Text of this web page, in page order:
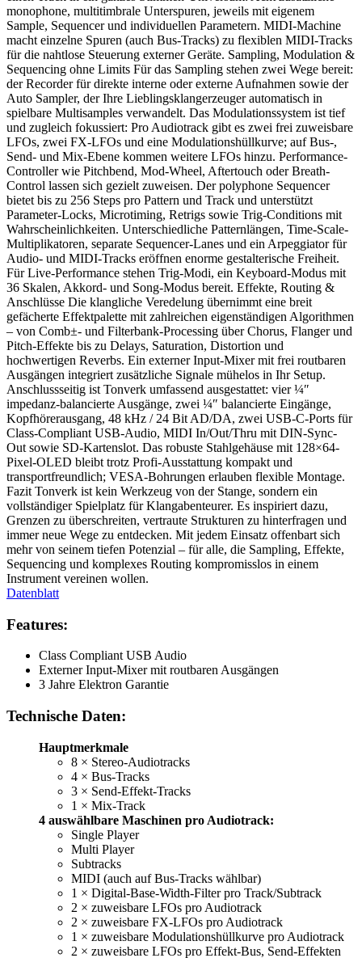
monophone, multitimbrale Unterspuren, jeweils mit eigenem
Sample, Sequencer und individuellen Parametern. MIDI-Machine
macht einzelne Spuren (auch Bus-Tracks) zu flexiblen MIDI-Tracks
für die nahtlose Steuerung externer Geräte. Sampling, Modulation &
Sequencing ohne Limits Für das Sampling stehen zwei Wege bereit:
der Recorder für direkte interne oder externe Aufnahmen sowie der
Auto Sampler, der Ihre Lieblingsklangerzeuger automatisch in
spielbare Multisamples verwandelt. Das Modulationssystem ist tief
und zugleich fokussiert: Pro Audiotrack gibt es zwei frei zuweisbare
LFOs, zwei FX-LFOs und eine Modulationshüllkurve; auf Bus-,
Send- und Mix-Ebene kommen weitere LFOs hinzu. Performance-
Controller wie Pitchbend, Mod-Wheel, Aftertouch oder Breath-
Control lassen sich gezielt zuweisen. Der polyphone Sequencer
bietet bis zu 256 Steps pro Pattern und Track und unterstützt
Parameter-Locks, Microtiming, Retrigs sowie Trig-Conditions mit
Wahrscheinlichkeiten. Unterschiedliche Patternlängen, Time-Scale-
Multiplikatoren, separate Sequencer-Lanes und ein Arpeggiator für
Audio- und MIDI-Tracks eröffnen enorme gestalterische Freiheit.
Für Live-Performance stehen Trig-Modi, ein Keyboard-Modus mit
36 Skalen, Akkord- und Song-Modus bereit. Effekte, Routing &
Anschlüsse Die klangliche Veredelung übernimmt eine breit
gefächerte Effektpalette mit zahlreichen eigenständigen Algorithmen
– von Comb±- und Filterbank-Processing über Chorus, Flanger und
Pitch-Effekte bis zu Delays, Saturation, Distortion und
hochwertigen Reverbs. Ein externer Input-Mixer mit frei routbaren
Ausgängen integriert zusätzliche Signale mühelos in Ihr Setup.
Anschlussseitig ist Tonverk umfassend ausgestattet: vier ¼″
impedanz-balancierte Ausgänge, zwei ¼″ balancierte Eingänge,
Kopfhörerausgang, 48 kHz / 24 Bit AD/DA, zwei USB-C-Ports für
Class-Compliant USB-Audio, MIDI In/Out/Thru mit DIN-Sync-
Out sowie SD-Kartenslot. Das robuste Stahlgehäuse mit 128×64-
Pixel-OLED bleibt trotz Profi-Ausstattung kompakt und
transportfreundlich; VESA-Bohrungen erlauben flexible Montage.
Fazit Tonverk ist kein Werkzeug von der Stange, sondern ein
vollständiger Spielplatz für Klangabenteurer. Es inspiriert dazu,
Grenzen zu überschreiten, vertraute Strukturen zu hinterfragen und
immer neue Wege zu entdecken. Mit jedem Einsatz offenbart sich
mehr von seinem tiefen Potenzial – für alle, die Sampling, Effekte,
Sequencing und komplexes Routing kompromisslos in einem
Instrument vereinen wollen.
Datenblatt
Features:
Class Compliant USB Audio
Externer Input-Mixer mit routbaren Ausgängen
3 Jahre Elektron Garantie
Technische Daten:
Hauptmerkmale
8 × Stereo-Audiotracks
4 × Bus-Tracks
3 × Send-Effekt-Tracks
1 × Mix-Track
4 auswählbare Maschinen pro Audiotrack:
Single Player
Multi Player
Subtracks
MIDI (auch auf Bus-Tracks wählbar)
1 × Digital-Base-Width-Filter pro Track/Subtrack
2 × zuweisbare LFOs pro Audiotrack
2 × zuweisbare FX-LFOs pro Audiotrack
1 × zuweisbare Modulationshüllkurve pro Audiotrack
2 × zuweisbare LFOs pro Effekt-Bus, Send-Effekten